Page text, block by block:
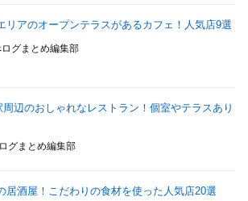
リアのオープンテラスがあるカフェ！人気店9選
グまとめ編集部
周辺のおしゃれなレストラン！個室やテラスあり
グまとめ編集部
居酒屋！こだわりの食材を使った人気店20選